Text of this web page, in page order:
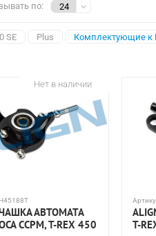
по:
SE Plus Комплектующие к
Нет в наличии
H45188T
ЧАШКА АВТОМАТА
CCPM, T-REX 450
T-